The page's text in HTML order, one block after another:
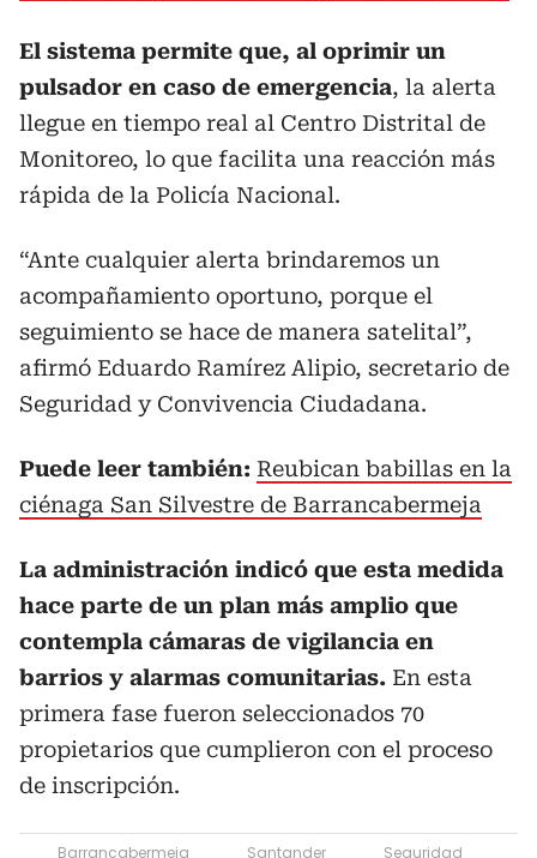
El sistema permite que, al oprimir un
pulsador en caso de emergencia, la alerta
llegue en tiempo real al Centro Distrital de
Monitoreo, lo que facilita una reacción más
rápida de la Policía Nacional.
“Ante cualquier alerta brindaremos un
acompañamiento oportuno, porque el
seguimiento se hace de manera satelital”,
afirmó Eduardo Ramírez Alipio, secretario de
Seguridad y Convivencia Ciudadana.
Puede leer también: Reubican babillas en la
ciénaga San Silvestre de Barrancabermeja
La administración indicó que esta medida
hace parte de un plan más amplio que
contempla cámaras de vigilancia en
barrios y alarmas comunitarias. En esta
primera fase fueron seleccionados 70
propietarios que cumplieron con el proceso
de inscripción.
Barrancabermeja Santander Seguridad